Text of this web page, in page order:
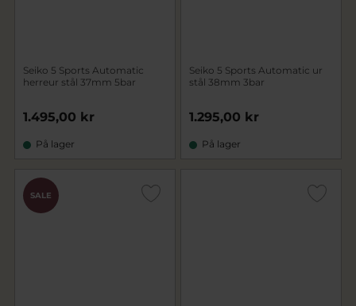
Seiko 5 Sports Automatic
herreur stål 37mm 5bar
1.495,00 kr
På lager
Seiko 5 Sports Automatic ur
stål 38mm 3bar
1.295,00 kr
På lager
SALE